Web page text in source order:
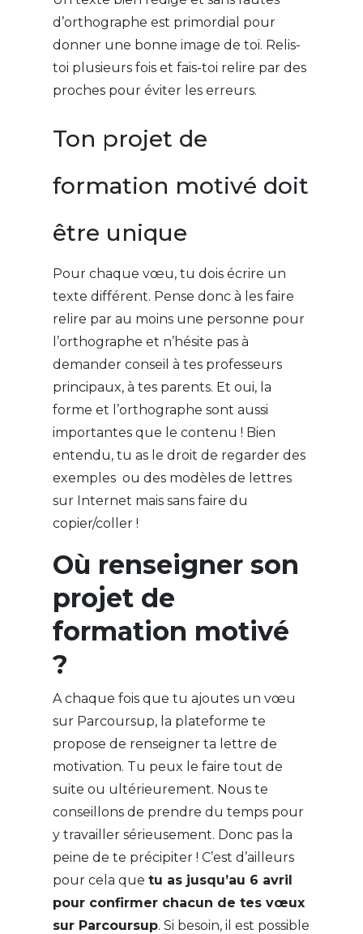
d’orthographe est primordial pour
donner une bonne image de toi. Relis-
toi plusieurs fois et fais-toi relire par des
proches pour éviter les erreurs.
Ton projet de
formation motivé doit
être unique
Pour chaque vœu, tu dois écrire un
texte différent. Pense donc à les faire
relire par au moins une personne pour
l’orthographe et n’hésite pas à
demander conseil à tes professeurs
principaux, à tes parents. Et oui, la
forme et l’orthographe sont aussi
importantes que le contenu ! Bien
entendu, tu as le droit de regarder des
exemples ou des modèles de lettres
sur Internet mais sans faire du
copier/coller !
Où renseigner son
projet de
formation motivé
?
A chaque fois que tu ajoutes un vœu
sur Parcoursup, la plateforme te
propose de renseigner ta lettre de
motivation. Tu peux le faire tout de
suite ou ultérieurement. Nous te
conseillons de prendre du temps pour
y travailler sérieusement. Donc pas la
peine de te précipiter ! C’est d’ailleurs
pour cela que tu as jusqu’au 6 avril
pour confirmer chacun de tes vœux
sur Parcoursup. Si besoin, il est possible